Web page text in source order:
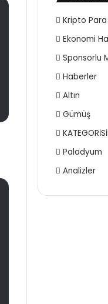
Kripto
Ekonomi
Sponsorlu
Haberler
Altın
Gümüş
Paladyum
Analizler